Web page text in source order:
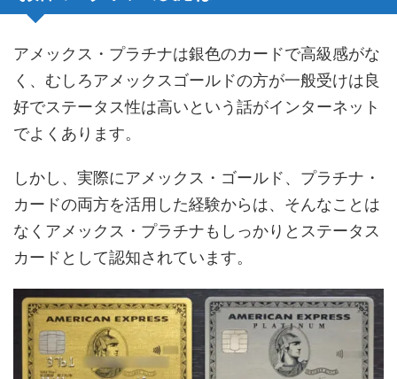
アメックス・プラチナは銀色のカードで高級感がな
く、むしろアメックスゴールドの方が一般受けは良
好でステータス性は高いという話がインターネット
でよくあります。
しかし、実際にアメックス・ゴールド、プラチナ・
カードの両方を活用した経験からは、そんなことは
なくアメックス・プラチナもしっかりとステータス
カードとして認知されています。